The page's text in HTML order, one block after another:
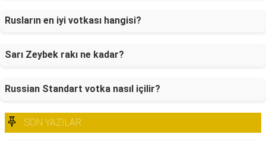
Rusların en iyi votkası hangisi?
Sarı Zeybek rakı ne kadar?
Russian Standart votka nasıl içilir?
SON YAZILAR